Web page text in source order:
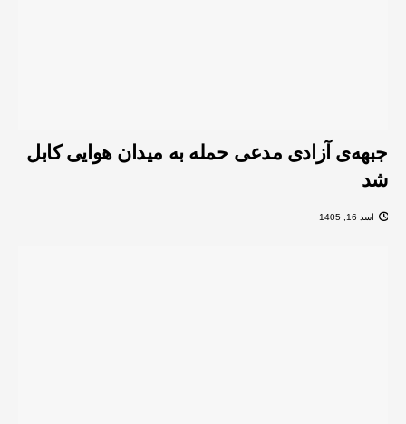
جبهه‌ی آزادی مدعی حمله به میدان هوایی کابل
شد
اسد 16, 1405